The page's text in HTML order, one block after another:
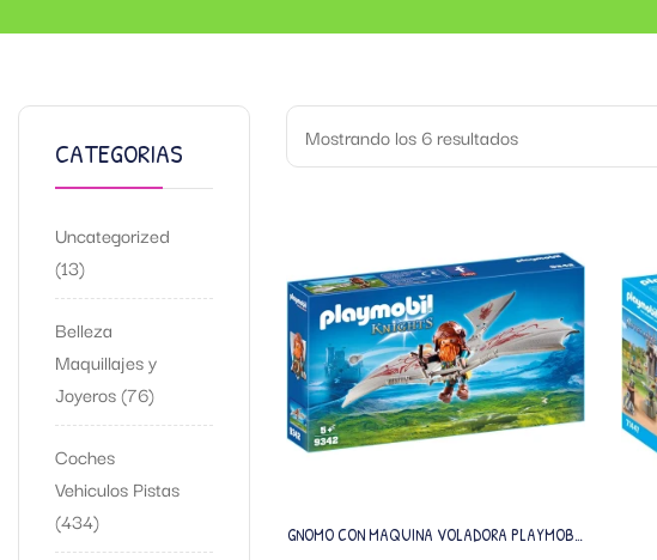
CATEGORIAS
Uncategorized
13
Belleza
Maquillajes y
Joyeros 76
Coches
Vehiculos Pistas
434
Mostrando los 6 resultados
GNOMO CON MAQUINA VOLADORA PLAYMOBIL